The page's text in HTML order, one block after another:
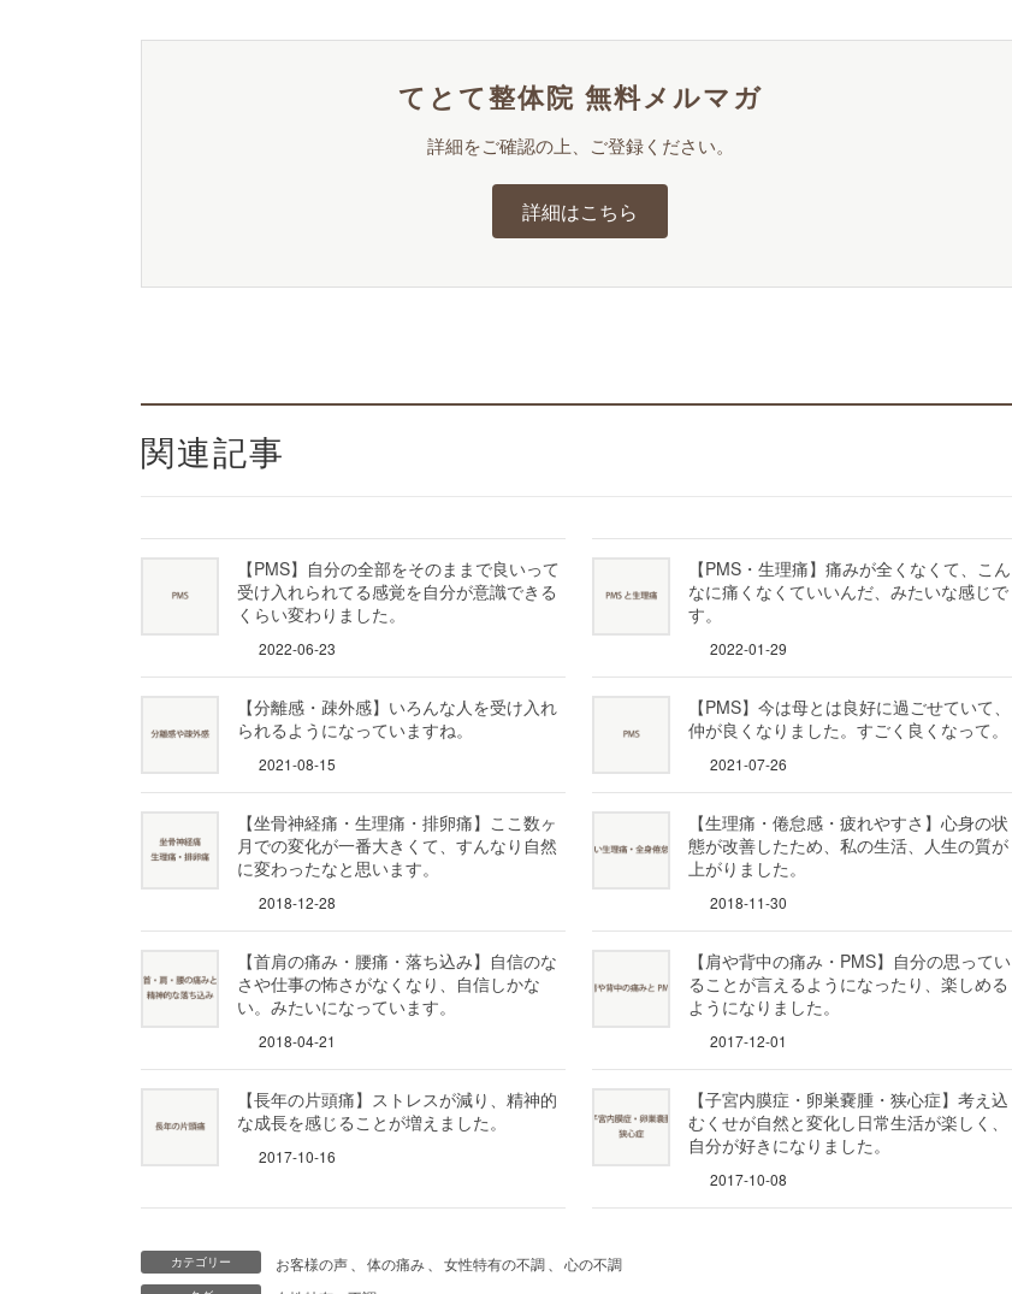
てとて整体院 無料メルマガ
詳細をご確認の上、ご登録ください。
詳細はこちら
関連記事
【PMS】自分の全部をそのままで良いって
受け入れられてる感覚を自分が意識できる
くらい変わりました。
2022-06-23
【PMS・生理痛】痛みが全くなくて、こん
なに痛くなくていいんだ、みたいな感じで
す。
2022-01-29
【分離感・疎外感】いろんな人を受け入れ
られるようになっていますね。
2021-08-15
【PMS】今は母とは良好に過ごせていて、
仲が良くなりました。すごく良くなって。
2021-07-26
【坐骨神経痛・生理痛・排卵痛】ここ数ヶ
月での変化が一番大きくて、すんなり自然
に変わったなと思います。
2018-12-28
【生理痛・倦怠感・疲れやすさ】心身の状
態が改善したため、私の生活、人生の質が
上がりました。
2018-11-30
【首肩の痛み・腰痛・落ち込み】自信のな
さや仕事の怖さがなくなり、自信しかな
い。みたいになっています。
2018-04-21
【肩や背中の痛み・PMS】自分の思ってい
ることが言えるようになったり、楽しめる
ようになりました。
2017-12-01
【長年の片頭痛】ストレスが減り、精神的
な成長を感じることが増えました。
2017-10-16
【子宮内膜症・卵巣嚢腫・狭心症】考え込
むくせが自然と変化し日常生活が楽しく、
自分が好きになりました。
2017-10-08
カテゴリー お客様の声 体の痛み 女性特有の不調 心の不調